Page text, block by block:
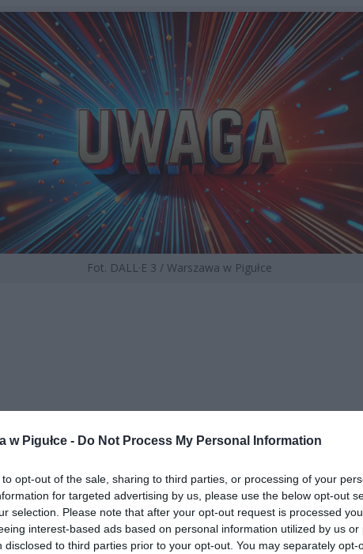
w Pigułce - Do Not Process My Personal Information
to opt-out of the sale, sharing to third parties, or processing of your
for targeted advertising by us, please use the below opt-out
selection. Please note that after your opt-out request is processed
interest-based ads based on personal information utilized by us or
disclosed to third parties prior to your opt-out. You may separately opt-
Fot. DALL·E 3 / Warszawa w Pigułce